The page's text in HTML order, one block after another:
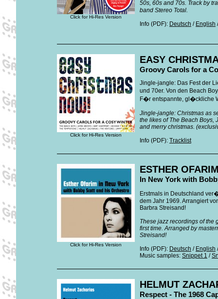
Click for Hi-Res Version
50s, 60s and 70s. Track by
band Stereo Total.
Info (PDF): Deutsch / English
Click for Hi-Res Version
EASY
Groovy Carols for a
Jingle-jangle: Das Fest der
und 70er. Von den Beach
F�r entspannte, gl�ckliche
Jingle-jangle: Christmas as
the likes of The Beach Boys,
and merry christmas.
Info (PDF): Tracklist
Click for Hi-Res Version
ESTHER
In New York with
Erstmals in Deutschland
dem Jahr 1969. Arrangiert
Barbra Streisand!
These jazz recordings of the
first time. Arranged by
Streisand!
Info (PDF): Deutsch / English
Music samples: Snippet 1 /
HELMUT
Respect - The 1968